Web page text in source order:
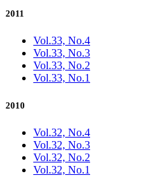
2011
Vol.33, No.4
Vol.33, No.3
Vol.33, No.2
Vol.33, No.1
2010
Vol.32, No.4
Vol.32, No.3
Vol.32, No.2
Vol.32, No.1